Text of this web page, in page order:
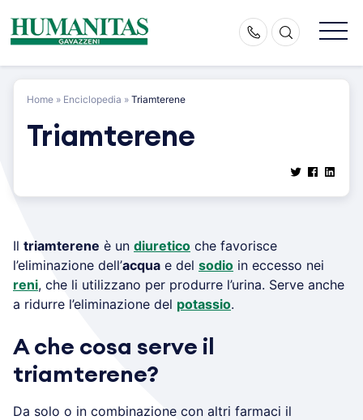
content
Home » Enciclopedia » Triamterene
Triamterene
Il triamterene è un diuretico che favorisce
l’eliminazione dell’acqua e del sodio in eccesso nei
reni, che li utilizzano per produrre l’urina. Serve anche
a ridurre l’eliminazione del potassio.
A che cosa serve il
triamterene?
Da solo o in combinazione con altri farmaci il